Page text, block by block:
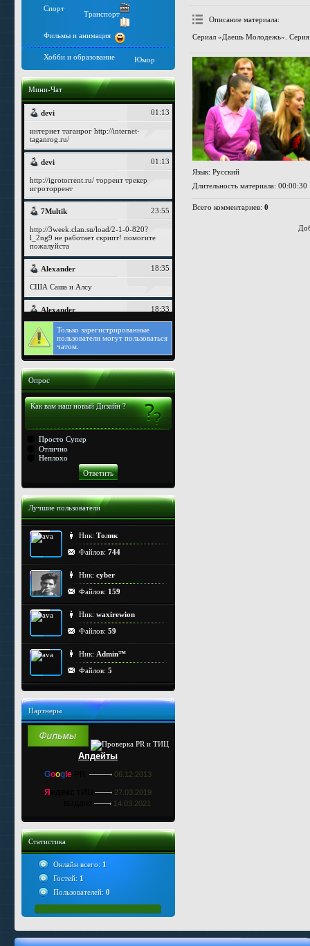
Спорт
Транспорт
Фильмы и анимация
Хобби и образование Юмор
Мини-Чат
Только зарегистрированные
пользователи могут пользоваться
чатом.
Опрос
Как вам наш новый Дизайн ?
Просто Супер
Отлично
Неплохо
Лучшие пользователи
Ник: Толик
Файлов: 744
Ник: cyber
Файлов: 159
Ник: waxirewion
Файлов: 59
Ник: Admin™
Файлов: 5
Партнеры
Апдейты
Goog le 06.12.2013
Я 27.03.2019
14.03.2021
Статистика
Онлайн всего: 1
Гостей: 1
Пользователей: 0
Описание материала:
Сериал «Даешь Молодежь».
Язык: Русский
Длительность материала: 00:00:30
Всего комментариев: 0